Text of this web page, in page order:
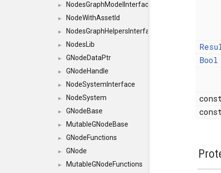
► NodesGraphModelInterface
► NodeWithAssetId
► NodesGraphHelpersInterface
► NodesLib
► GNodeDataPtr
► GNodeHandle
► NodeSystemInterface
► NodeSystem
► GNodeBase
► MutableGNodeBase
► GNodeFunctions
► GNode
► MutableGNodeFunctions
Bool